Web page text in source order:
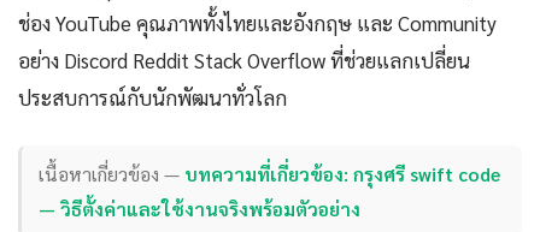
ช่อง YouTube คุณภาพทั้งไทยและอังกฤษ และ Community
อย่าง Discord Reddit Stack Overflow ที่ช่วยแลกเปลี่ยน
ประสบการณ์กับนักพัฒนาทั่วโลก
เนื้อหาเกี่ยวข้อง — บทความที่เกี่ยวข้อง: กรุงศรี swift code
— วิธีตั้งค่าและใช้งานจริงพร้อมตัวอย่าง